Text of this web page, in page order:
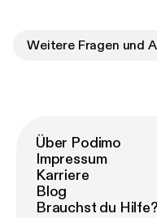
Weitere Fragen und
Über Podimo
Impressum
Karriere
Blog
Brauchst du Hilfe?